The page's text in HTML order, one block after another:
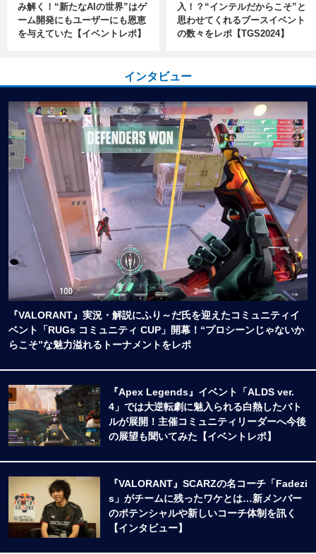
み解く！“新たなAIの世界”はゲ
ーム開発にもユーザーにも恩恵
を与えていた【イベントレポ】
入！？“インテルだからこそ”と
思わせてくれるブースイベント
の数々をレポ【TGS2024】
インタビュー
『VALORANT』実況・解説にふり～だ氏を迎えたコミュニティイ
ベント「RUGs コミュニティ CUP」開幕！“プロシーンじゃないか
らこそ”な魅力溢れるトーナメントをレポ
『Apex Legends』イベント「ALDS ver.
4」では大逆転劇に魅入られる白熱したバト
ルが展開！主催コミュニティリーダーへ今後
の展望も聞いてみた【イベントレポ】
『VALORANT』SCARZの名コーチ「Fadezi
s」がチームに残ったワケとは…新メンバー
のポテンシャルや新しいコーチ体制を訊く
【インタビュー】